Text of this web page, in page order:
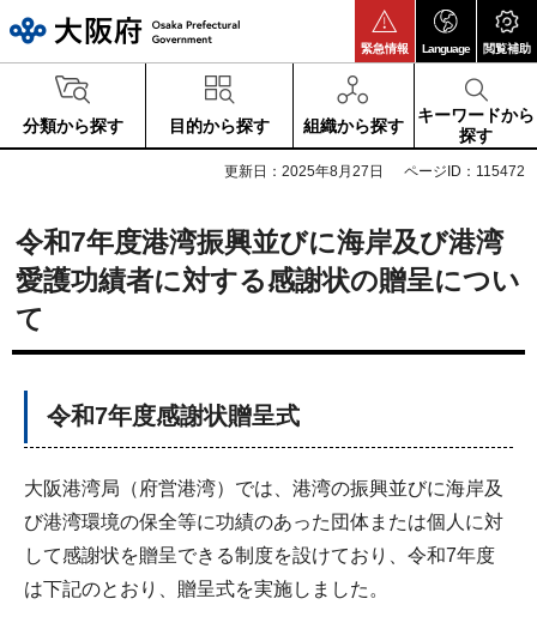
緊急情報 Language 閲覧補助
分類から探す 目的から探す 組織から探す
キーワードから
探す
更新日：2025年8月27日 ページID：115472
令和7年度港湾振興並びに海岸及び港湾
愛護功績者に対する感謝状の贈呈につい
て
令和7年度感謝状贈呈式
大阪港湾局（府営港湾）では、港湾の振興並びに海岸及
び港湾環境の保全等に功績のあった団体または個人に対
して感謝状を贈呈できる制度を設けており、令和7年度
は下記のとおり、贈呈式を実施しました。